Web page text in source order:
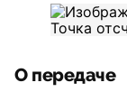
О передаче